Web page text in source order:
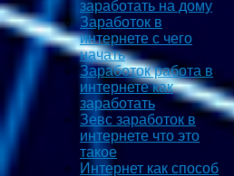
заработать на дому
Заработок в
интернете с чего
начать
Заработок работа в
интернете как
заработать
Зевс заработок в
интернете что это
такое
Интернет как способ